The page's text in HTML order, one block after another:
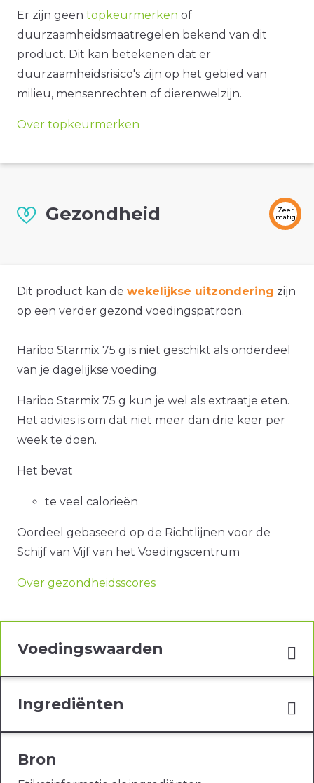
Er zijn geen topkeurmerken of
duurzaamheidsmaatregelen bekend van dit
product. Dit kan betekenen dat er
duurzaamheidsrisico's zijn op het gebied van
milieu, mensenrechten of dierenwelzijn.
Over topkeurmerken
Gezondheid
Zeer
matig
Dit product kan de wekelijkse uitzondering zijn
op een verder gezond voedingspatroon.
Haribo Starmix 75 g is niet geschikt als onderdeel
van je dagelijkse voeding.
Haribo Starmix 75 g kun je wel als extraatje eten.
Het advies is om dat niet meer dan drie keer per
week te doen.
Het bevat
te veel calorieën
Oordeel gebaseerd op de Richtlijnen voor de
Schijf van Vijf van het Voedingscentrum
Over gezondheidsscores
Voedingswaarden
Ingrediënten
Bron